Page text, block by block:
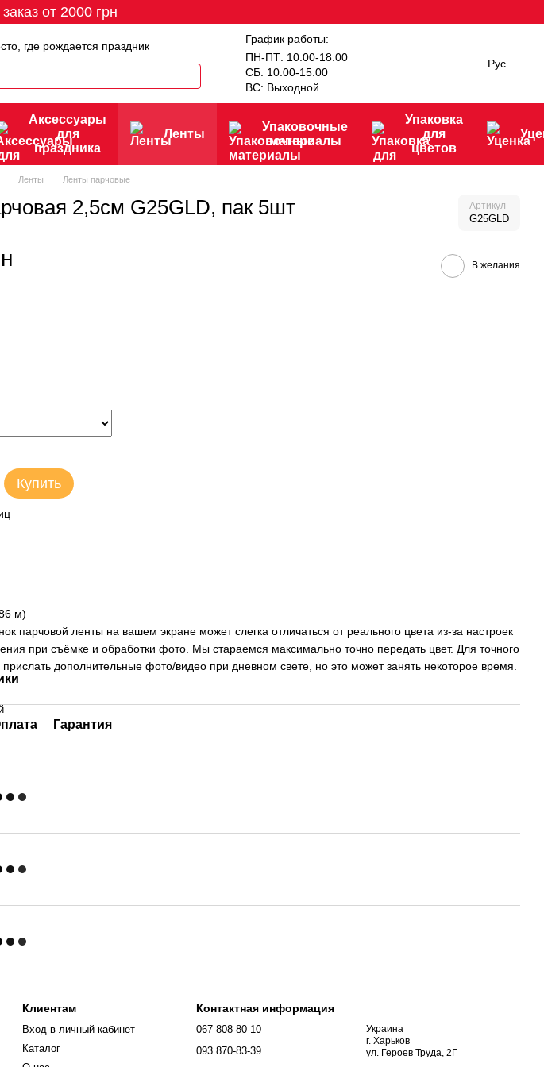
от 2000 грн
где рождается праздник
График работы:
ПН-ПТ: 10.00-18.00
СБ: 10.00-15.00
ВС: Выходной
Рус
Аксессуары
для
праздника
Ленты
Упаковочные
материалы
Упаковка
для
цветов
Ленты Ленты парчовые
2,5см G25GLD, пак 5шт Артикул
G25GLD
В желания
Купить
м)
парчовой ленты на вашем экране может слегка отличаться от реального цвета из-за настроек
при съёмке и обработки фото. Мы стараемся максимально точно передать цвет. Для точного
дополнительные фото/видео при дневном свете, но это может занять некоторое время.
Гарантия
Клиентам
Вход в личный кабинет
Каталог
Контактная информация
067 808-80-10
093 870-83-39
Украина
г. Харьков
ул. Героев Труда, 2Г